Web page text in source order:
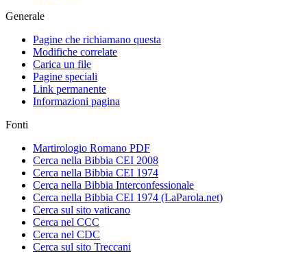
Generale
Pagine che richiamano questa
Modifiche correlate
Carica un file
Pagine speciali
Link permanente
Informazioni pagina
Fonti
Martirologio Romano PDF
Cerca nella Bibbia CEI 2008
Cerca nella Bibbia CEI 1974
Cerca nella Bibbia Interconfessionale
Cerca nella Bibbia CEI 1974 (LaParola.net)
Cerca sul sito vaticano
Cerca nel CCC
Cerca nel CDC
Cerca sul sito Treccani